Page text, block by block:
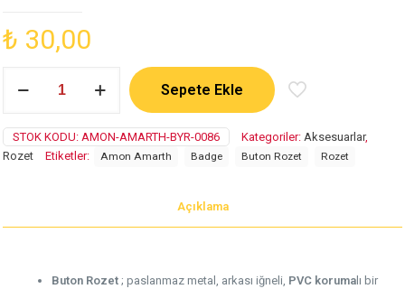
₺ 30,00
Amarth
Sepete Ekle
STOK KODU: AMON-AMARTH-BYR-0086 Kategoriler: Aksesuarlar,
Rozet
Etiketler: Amon Amarth Badge Buton Rozet Rozet
Açıklama
Buton Rozet ; paslanmaz metal, arkası iğneli, PVC korumalı bir